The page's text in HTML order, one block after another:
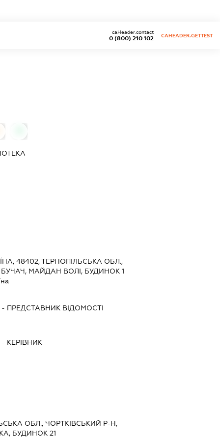
0 (800) 210 102
caHeader.contact
CAHEADER.GETTEST
48402, ТЕРНОПІЛЬСЬКА ОБЛ.,
МАЙДАН ВОЛІ, БУДИНОК 1
- ПРЕДСТАВНИК ВІДОМОСТІ
- КЕРІВНИК
ОБЛ., ЧОРТКІВСЬКИЙ Р-Н,
БУДИНОК 21